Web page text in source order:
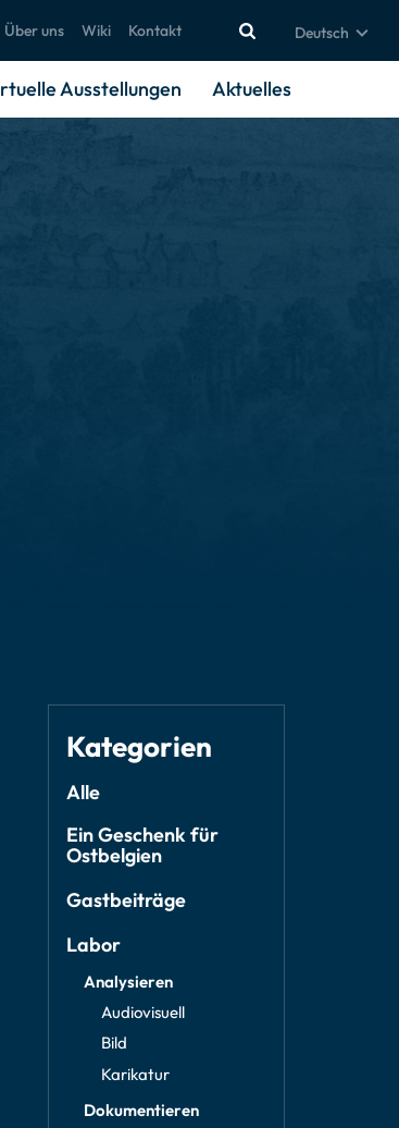
Über uns Wiki Kontakt Deutsch
Ausstellungen Aktuelles
Kategorien
Alle
Ein Geschenk für
Ostbelgien
Gastbeiträge
Labor
Analysieren
Audiovisuell
Bild
Karikatur
Dokumentieren